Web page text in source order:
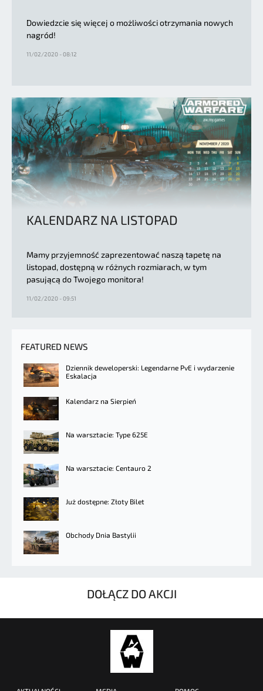
Dowiedzcie się więcej o możliwości otrzymania nowych
nagród!
11/02/2020 - 08:12
KALENDARZ NA LISTOPAD
Mamy przyjemność zaprezentować naszą tapetę na
listopad, dostępną w różnych rozmiarach, w tym
pasującą do Twojego monitora!
11/02/2020 - 09:51
FEATURED NEWS
Dziennik deweloperski: Legendarne PvE i wydarzenie
Eskalacja
Kalendarz na Sierpień
Na warsztacie: Type 625E
Na warsztacie: Centauro 2
Już dostępne: Złoty Bilet
Obchody Dnia Bastylii
DOŁĄCZ DO AKCJI